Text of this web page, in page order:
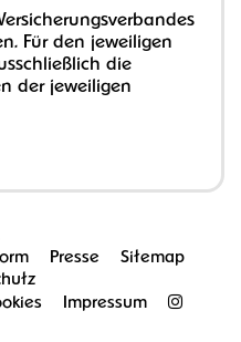
Für den jeweiligen
die
der jeweiligen
Presse
Sitemap
Impressum